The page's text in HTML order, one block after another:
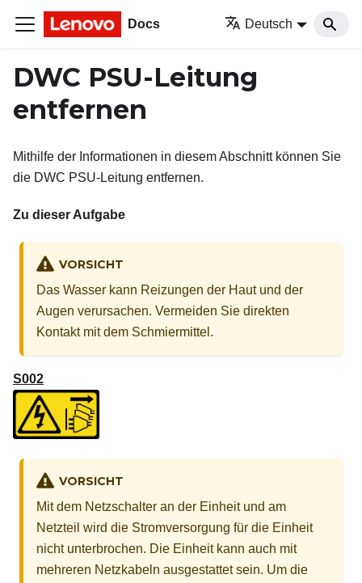
Docs Deutsch
DWC PSU-Leitung
entfernen
Mithilfe der Informationen in diesem Abschnitt können Sie
die DWC PSU-Leitung entfernen.
Zu dieser Aufgabe
VORSICHT
Das Wasser kann Reizungen der Haut und der
Augen verursachen. Vermeiden Sie direkten
Kontakt mit dem Schmiermittel.
S002
VORSICHT
Mit dem Netzschalter an der Einheit und am
Netzteil wird die Stromversorgung für die Einheit
nicht unterbrochen. Die Einheit kann auch mit
mehreren Netzkabeln ausgestattet sein. Um die